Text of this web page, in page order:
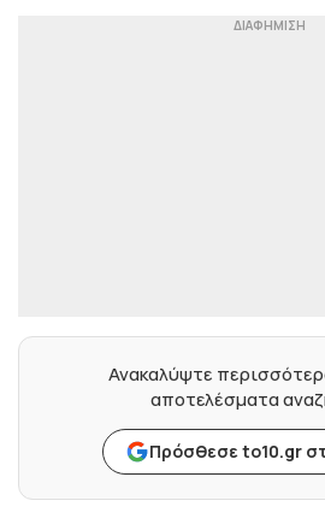
Ανακαλύψτε
αποτελέσματα
Πρόσθεσε to10.gr